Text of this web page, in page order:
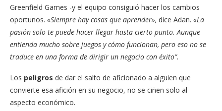
Greenfield Games -y el equipo consiguió hacer los cambios
oportunos. «Siempre hay cosas que aprender», dice Adan. «La
pasión solo te puede hacer llegar hasta cierto punto. Aunque
entienda mucho sobre juegos y cómo funcionan, pero eso no se
traduce en una forma de dirigir un negocio con éxito”.
Los peligros de dar el salto de aficionado a alguien que
convierte esa afición en su negocio, no se ciñen solo al
aspecto económico.